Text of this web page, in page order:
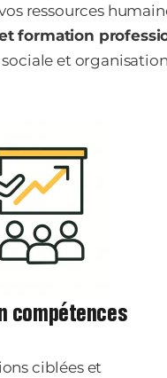
ressources
formation
et
compétences
ciblées et